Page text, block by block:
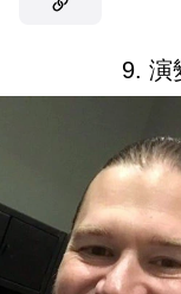
9. 演